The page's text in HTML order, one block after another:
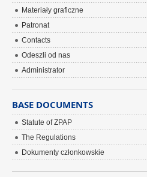
Materiały graficzne
Patronat
Contacts
Odeszli od nas
Administrator
BASE DOCUMENTS
Statute of ZPAP
The Regulations
Dokumenty członkowskie